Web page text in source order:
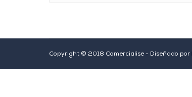
Copyright © 2018 Comercialise - Diseñado por